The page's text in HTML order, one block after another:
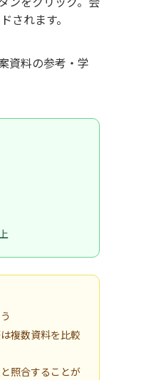
されます。
資料の参考・学
複数資料を比較
照合することが